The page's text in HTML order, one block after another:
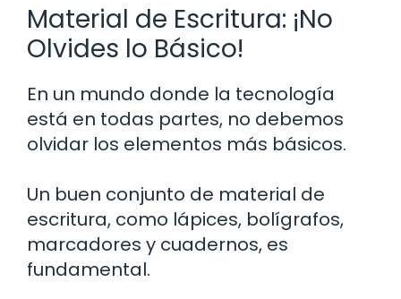
Material de Escritura: ¡No
Olvides lo Básico!
En un mundo donde la tecnología
está en todas partes, no debemos
olvidar los elementos más básicos.
Un buen conjunto de material de
escritura, como lápices, bolígrafos,
marcadores y cuadernos, es
fundamental.